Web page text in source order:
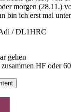
morgen (28.11.)
bin ich erst mal
/ DL1HRC
gehen
HF oder